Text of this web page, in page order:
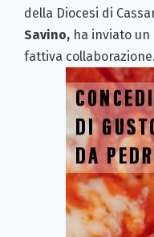
della Diocesi di
Savino, ha inviato un
fattiva collaborazione.